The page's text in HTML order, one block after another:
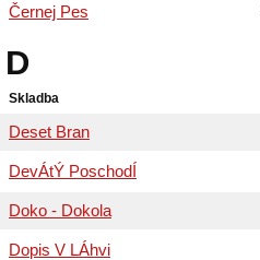
Černej Pes
D
Skladba
Deset Bran
DevÁtÝ PoschodÍ
Doko - Dokola
Dopis V LÁhvi